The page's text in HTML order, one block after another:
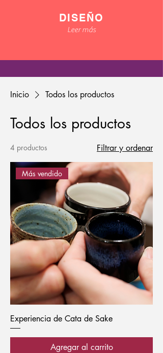
DISEÑO
Leer más
Inicio Todos los productos
Todos los productos
4 productos Filtrar y ordenar
Más vendido
Experiencia de Cata de Sake
Agregar al carrito